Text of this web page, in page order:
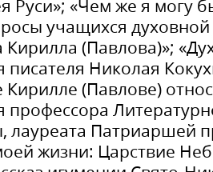
Руси»; «Чем же я могу
учащихся
Кирилла (Павлова)»;
писателя Николая
(Павлове)
лауреата Патриаршей
жизни: Царствие